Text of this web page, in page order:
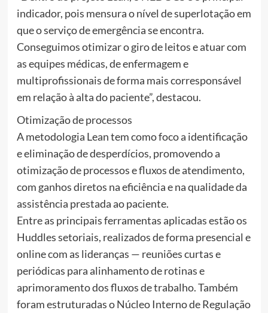
indicador, pois mensura o nível de superlotação em
que o serviço de emergência se encontra.
Conseguimos otimizar o giro de leitos e atuar com
as equipes médicas, de enfermagem e
multiprofissionais de forma mais corresponsável
em relação à alta do paciente”, destacou.
Otimização de processos
A metodologia Lean tem como foco a identificação
e eliminação de desperdícios, promovendo a
otimização de processos e fluxos de atendimento,
com ganhos diretos na eficiência e na qualidade da
assistência prestada ao paciente.
Entre as principais ferramentas aplicadas estão os
Huddles setoriais, realizados de forma presencial e
online com as lideranças — reuniões curtas e
periódicas para alinhamento de rotinas e
aprimoramento dos fluxos de trabalho. Também
foram estruturadas o Núcleo Interno de Regulação